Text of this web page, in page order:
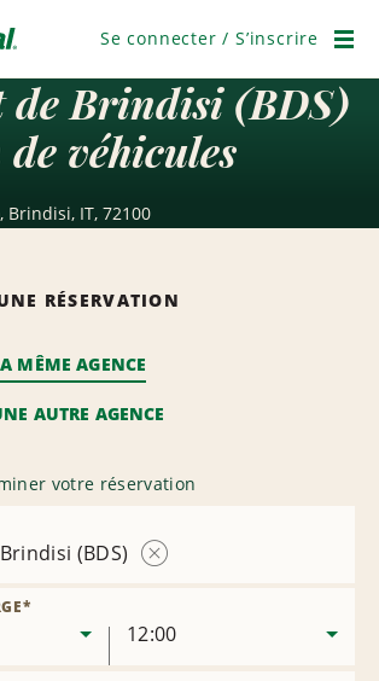
Se connecter / S’inscrire
de Brindisi (BDS)
véhicules
Brindisi, IT, 72100
RÉSERVATION
MÊME AGENCE
AUTRE AGENCE
votre réservation
(BDS)
*
12:00